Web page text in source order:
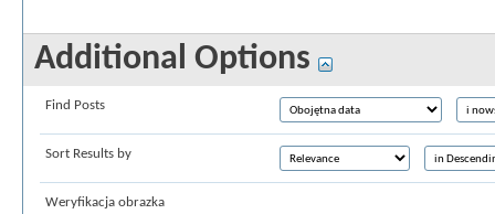
Additional Options
Find Posts
Sort Results by
Weryfikacja obrazka